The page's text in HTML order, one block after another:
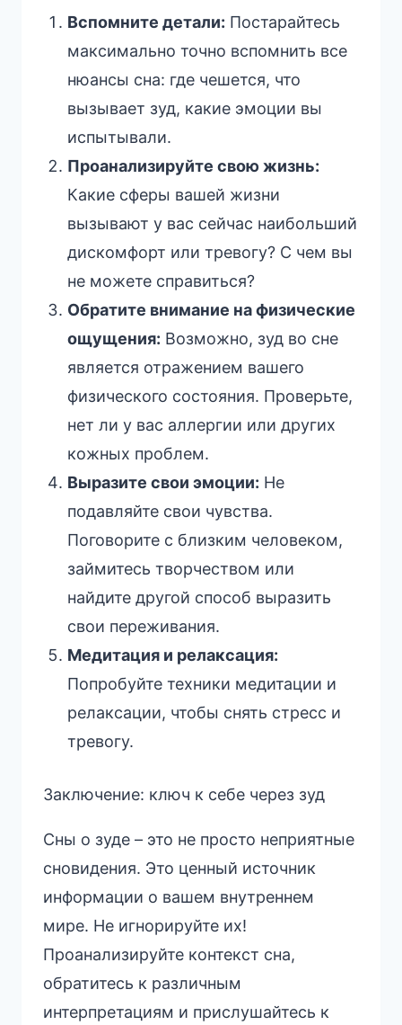
Вспомните детали: Постарайтесь
максимально точно вспомнить все
нюансы сна: где чешется, что
вызывает зуд, какие эмоции вы
испытывали.
Проанализируйте свою жизнь:
Какие сферы вашей жизни
вызывают у вас сейчас наибольший
дискомфорт или тревогу? С чем вы
не можете справиться?
Обратите внимание на физические
ощущения: Возможно, зуд во сне
является отражением вашего
физического состояния. Проверьте,
нет ли у вас аллергии или других
кожных проблем.
Выразите свои эмоции: Не
подавляйте свои чувства.
Поговорите с близким человеком,
займитесь творчеством или
найдите другой способ выразить
свои переживания.
Медитация и релаксация:
Попробуйте техники медитации и
релаксации, чтобы снять стресс и
тревогу.
Заключение: ключ к себе через зуд
Сны о зуде – это не просто неприятные
сновидения. Это ценный источник
информации о вашем внутреннем
мире. Не игнорируйте их!
Проанализируйте контекст сна,
обратитесь к различным
интерпретациям и прислушайтесь к